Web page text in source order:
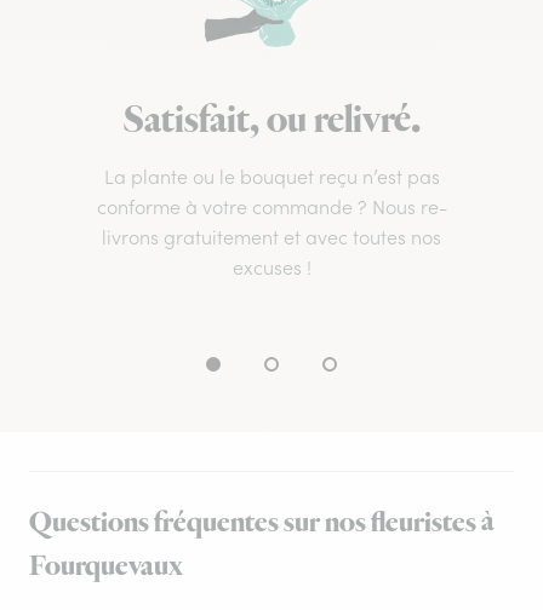
Satisfait, ou relivré.
La plante ou le bouquet reçu n’est pas
conforme à votre commande ? Nous re-
livrons gratuitement et avec toutes nos
excuses !
Questions fréquentes sur nos fleuristes à
Fourquevaux